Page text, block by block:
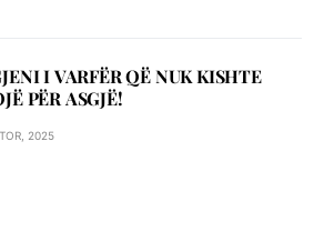
I VARFËR QË NUK KISHTE
PËR ASGJË!
2025